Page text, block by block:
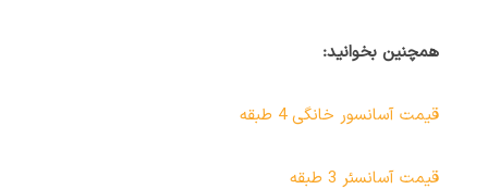
همچنین بخوانید:
قیمت آسانسور خانگی 4 طبقه
قیمت آسانسئر 3 طبقه